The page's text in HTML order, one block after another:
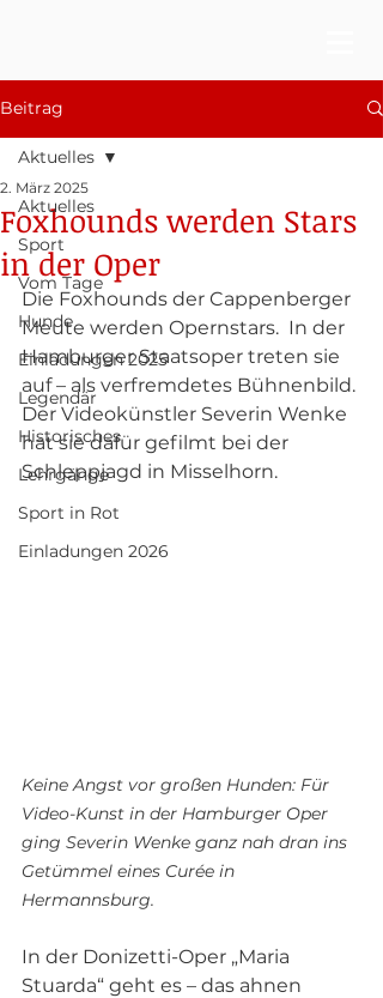
Beitrag
Aktuelles
Sport
Vom Tage
Hunde
Einladungen 2025
Legendär
Historisches
Lehrgänge
Sport in Rot
Einladungen 2026
Aktuelles
Foxhounds werden Stars
in der Oper
2. März 2025
Die Foxhounds der Cappenberger
Meute werden Opernstars.  In der
Hamburger Staatsoper treten sie
auf – als verfremdetes Bühnenbild.
Der Videokünstler Severin Wenke
hat sie dafür gefilmt bei der
Schleppjagd in Misselhorn.
Keine Angst vor großen Hunden: Für
Video-Kunst in der Hamburger Oper
ging Severin Wenke ganz nah dran ins
Getümmel eines Curée in
Hermannsburg.
In der Donizetti-Oper „Maria
Stuarda“ geht es – das ahnen